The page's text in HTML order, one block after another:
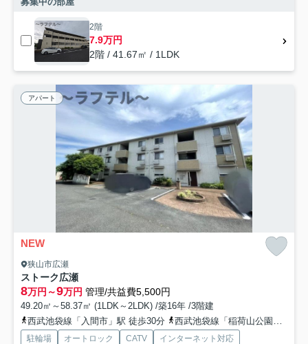
2階
7.9万円
2階 / 41.67㎡ / 1LDK
アパート
NEW
狭山市広瀬
ストーク広瀬
8万円～9万円 管理/共益費5,500円
49.20㎡～58.37㎡ (1LDK～2LDK) /築16年 /3階建
西武池袋線「入間市」駅 徒歩30分
西武池袋線「稲荷山公園」駅 徒歩34分
駐輪場 オートロック CATV
インターネット対応